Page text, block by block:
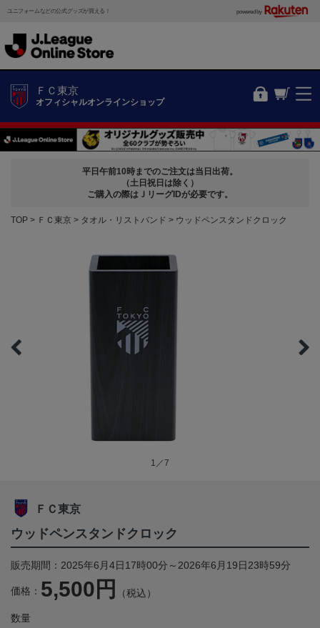
ユニフォームなどの公式グッズが買える！ powered by
ＦＣ東京
オフィシャルオンラインショップ
平日午前10時までのご注文は当日出荷。
（土日祝日は除く）
ご購入の際はＪリーグIDが必要です。
TOP ＦＣ東京 タオル・リストバンド ウッドペンスタンドクロック
1／7
ＦＣ東京
ウッドペンスタンドクロック
販売期間：2025年6月4日17時00分～2026年6月19日23時59分
価格： 5,500円 （税込）
数量